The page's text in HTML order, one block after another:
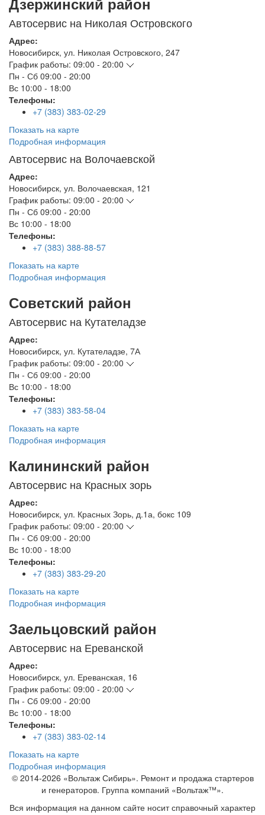
Автосервис на Николая Островского
Адрес:
Новосибирск, ул. Николая Островского, 247
График работы: 09:00 - 20:00
Пн - Сб 09:00 - 20:00
Вс 10:00 - 18:00
Телефоны:
+7 (383) 383-02-29
Показать на карте
Подробная информация
Автосервис на Волочаевской
Адрес:
Новосибирск, ул. Волочаевская, 121
График работы: 09:00 - 20:00
Пн - Сб 09:00 - 20:00
Вс 10:00 - 18:00
Телефоны:
+7 (383) 388-88-57
Показать на карте
Подробная информация
Советский район
Автосервис на Кутателадзе
Адрес:
Новосибирск, ул. Кутателадзе, 7А
График работы: 09:00 - 20:00
Пн - Сб 09:00 - 20:00
Вс 10:00 - 18:00
Телефоны:
+7 (383) 383-58-04
Показать на карте
Подробная информация
Калининский район
Автосервис на Красных зорь
Адрес:
Новосибирск, ул. Красных Зорь, д.1а, бокс 109
График работы: 09:00 - 20:00
Пн - Сб 09:00 - 20:00
Вс 10:00 - 18:00
Телефоны:
+7 (383) 383-29-20
Показать на карте
Подробная информация
Заельцовский район
Автосервис на Ереванской
Адрес:
Новосибирск, ул. Ереванская, 16
График работы: 09:00 - 20:00
Пн - Сб 09:00 - 20:00
Вс 10:00 - 18:00
Телефоны:
+7 (383) 383-02-14
Показать на карте
Подробная информация
© 2014-2026 «Вольтаж Сибирь». Ремонт и продажа стартеров
и генераторов. Группа компаний «Вольтаж™».
Вся информация на данном сайте носит справочный характер